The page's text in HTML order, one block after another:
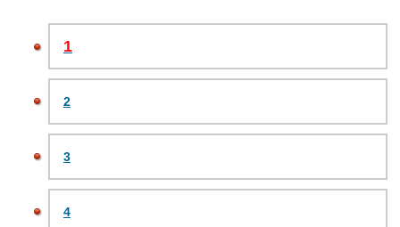
1
2
3
4